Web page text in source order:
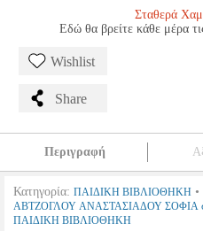
Σταθερά
Εδώ θα βρείτε κάθε μέρα
Wishlist
Share
Περιγραφή
Κατηγορία: ΠΑΙΔΙΚΗ ΒΙΒΛΙΟΘΗΚΗ •
ΑΒΤΖΟΓΛΟΥ ΑΝΑΣΤΑΣΙΑΔΟΥ ΣΟΦΙΑ
ΠΑΙΔΙΚΗ ΒΙΒΛΙΟΘΗΚΗ